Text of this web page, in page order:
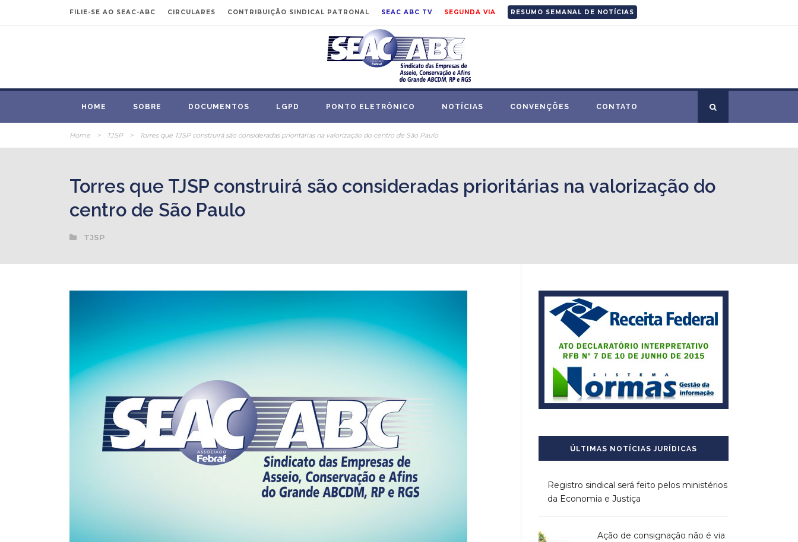
FILIE-SE AO SEAC-ABC CIRCULARES CONTRIBUIÇÃO SINDICAL PATRONAL SEAC ABC TV SEGUNDA VIA RESUMO SEMANAL DE NOTÍCIAS
HOME SOBRE DOCUMENTOS LGPD PONTO ELETRÔNICO NOTÍCIAS CONVENÇÕES CONTATO
Home > TJSP > Torres que TJSP construirá são consideradas prioritárias na valorização do centro de São Paulo
Torres que TJSP construirá são consideradas prioritárias na valorização do
centro de São Paulo
TJSP
ÚLTIMAS NOTÍCIAS JURÍDICAS
Registro sindical será feito pelos ministérios
da Economia e Justiça
Ação de consignação não é via